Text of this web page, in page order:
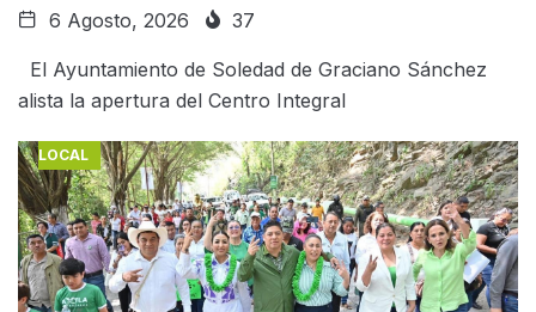
6 Agosto, 2026 37
El Ayuntamiento de Soledad de Graciano Sánchez
alista la apertura del Centro Integral
LOCAL